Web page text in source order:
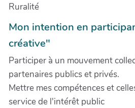
Ruralité
Mon intention en
créative"
Participer à un mouvement
partenaires publics et privés.
Mettre mes compétences et
service de l'intérêt public